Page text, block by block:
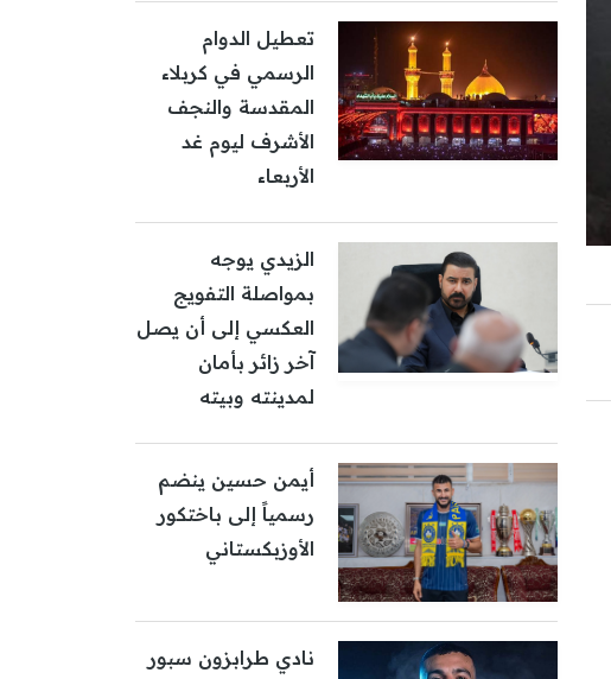
تعطيل الدوام
الرسمي في كربلاء
المقدسة والنجف
الأشرف ليوم غد
الأربعاء
الزيدي يوجه
بمواصلة التفويج
العكسي إلى أن يصل
آخر زائر بأمان
لمدينته وبيته
أيمن حسين ينضم
رسمياً إلى باختكور
الأوزبكستاني
نادي طرابزون سبور